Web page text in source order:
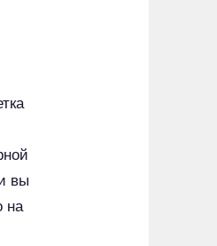
вы
на